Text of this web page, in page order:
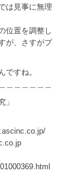
は見事に無理
位置を調整し
が、さすがプ
ですね。
」